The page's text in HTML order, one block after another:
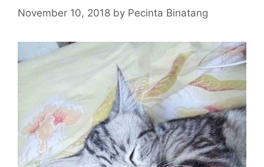
November 10, 2018 by Pecinta Binatang